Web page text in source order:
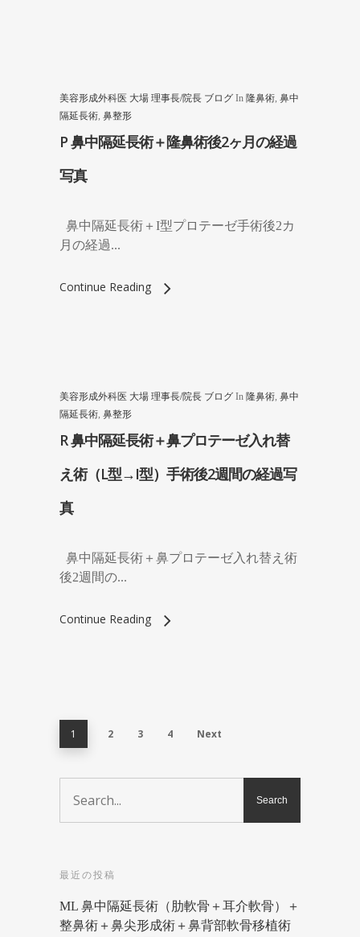
美容形成外科医 大場 理事長/院長 ブログ In 隆鼻術, 鼻中
隔延長術, 鼻整形
P 鼻中隔延長術＋隆鼻術後2ヶ月の経過
写真
鼻中隔延長術＋I型プロテーゼ手術後2カ
月の経過...
Continue Reading
美容形成外科医 大場 理事長/院長 ブログ In 隆鼻術, 鼻中
隔延長術, 鼻整形
R 鼻中隔延長術＋鼻プロテーゼ入れ替
え術（L型→I型）手術後2週間の経過写
真
鼻中隔延長術＋鼻プロテーゼ入れ替え術
後2週間の...
Continue Reading
1 2 3 4 Next
最近の投稿
ML 鼻中隔延長術（肋軟骨＋耳介軟骨）＋
整鼻術＋鼻尖形成術＋鼻背部軟骨移植術